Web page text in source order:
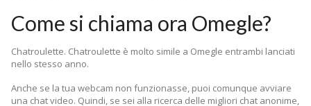
Come si chiama ora Omegle?
Chatroulette. Chatroulette è molto simile a Omegle entrambi lanciati
nello stesso anno.
Anche se la tua webcam non funzionasse, puoi comunque avviare
una chat video. Quindi, se sei alla ricerca delle migliori chat anonime,